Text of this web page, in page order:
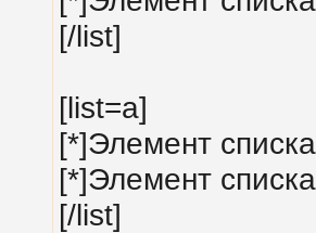
[/list]
[list=a]
[*]Элемент
[*]Элемент
[/list]